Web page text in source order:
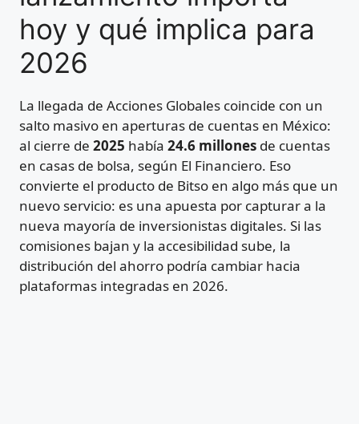
hoy y qué implica para
2026
La llegada de Acciones Globales coincide con un
salto masivo en aperturas de cuentas en México:
al cierre de 2025 había 24.6 millones de cuentas
en casas de bolsa, según El Financiero. Eso
convierte el producto de Bitso en algo más que un
nuevo servicio: es una apuesta por capturar a la
nueva mayoría de inversionistas digitales. Si las
comisiones bajan y la accesibilidad sube, la
distribución del ahorro podría cambiar hacia
plataformas integradas en 2026.